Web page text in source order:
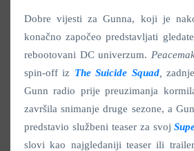
Dobre vijesti za Gunna, koji je
konačno započeo predstavljati
rebootovani DC univerzum.
spin-off iz The Suicide Squad,
Gunn radio prije preuzimanja
završila snimanje druge sezone, a
predstavio službeni teaser za svoj
slovi kao najgledaniji teaser ili